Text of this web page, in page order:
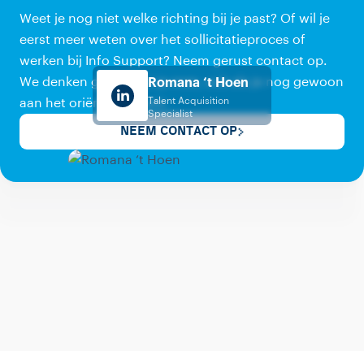
Weet je nog niet welke richting bij je past? Of wil je
eerst meer weten over het sollicitatieproces of
werken bij Info Support? Neem gerust contact op.
We denken graag met je mee, ook als je nog gewoon
aan het oriënteren bent.
NEEM CONTACT OP
Romana ‘t Hoen
Talent Acquisition
Specialist